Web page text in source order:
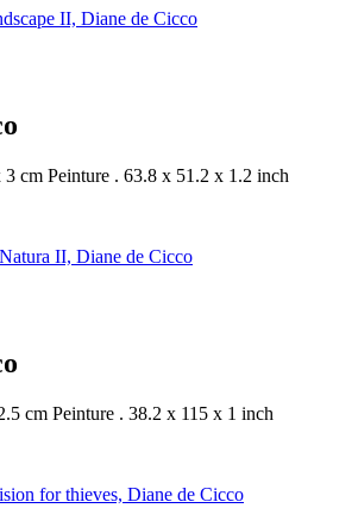
3 cm Peinture . 63.8 x 51.2 x 1.2 inch
cm Peinture . 38.2 x 115 x 1 inch